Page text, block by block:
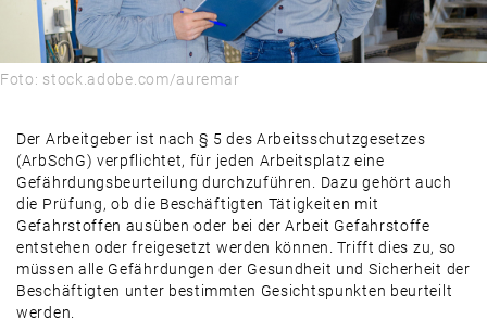
Foto: stock.adobe.com/auremar
Der Arbeitgeber ist nach § 5 des Arbeitsschutzgesetzes
(ArbSchG) verpflichtet, für jeden Arbeitsplatz eine
Gefährdungsbeurteilung durchzuführen. Dazu gehört auch
die Prüfung, ob die Beschäftigten Tätigkeiten mit
Gefahrstoffen ausüben oder bei der Arbeit Gefahrstoffe
entstehen oder freigesetzt werden können. Trifft dies zu, so
müssen alle Gefährdungen der Gesundheit und Sicherheit der
Beschäftigten unter bestimmten Gesichtspunkten beurteilt
werden.